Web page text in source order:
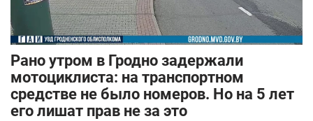
Рано утром в Гродно задержали
мотоциклиста: на транспортном
средстве не было номеров. Но на 5 лет
его лишат прав не за это